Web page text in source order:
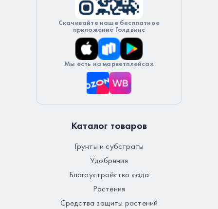
Скачивайте наше бесплатное
приложение Голдвинс
Мы есть на маркетплейсах
Каталог товаров
Грунты и субстраты
Удобрения
Благоустройство сада
Растения
Средства защиты растений